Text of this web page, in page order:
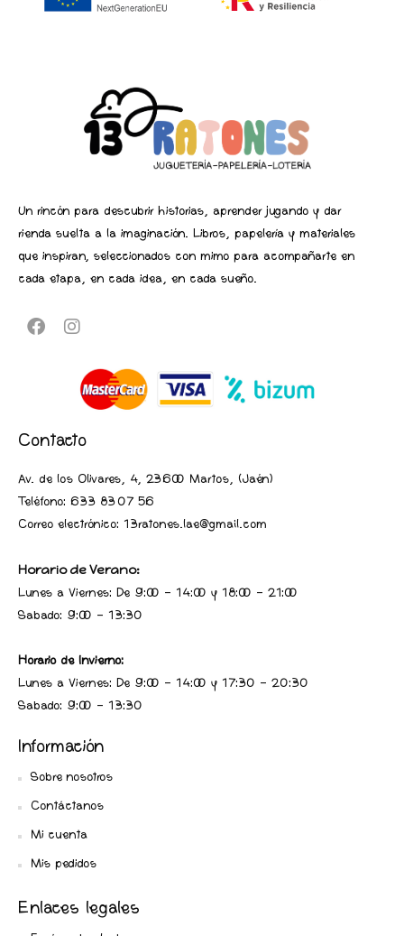
Un rincón para descubrir historias, aprender jugando y dar
rienda suelta a la imaginación. Libros, papelería y materiales
que inspiran, seleccionados con mimo para acompañarte en
cada etapa, en cada idea, en cada sueño.
Contacto
Av. de los Olivares, 4, 23600 Martos, (Jaén)
Teléfono: 633 83 07 56
Correo electrónico: 13ratones.lae@gmail.com
Horario de Verano:
Lunes a Viernes: De 9:00 - 14:00 y 18:00 - 21:00
Sabado: 9:00 - 13:30
Horario de Invierno:
Lunes a Viernes: De 9:00 - 14:00 y 17:30 - 20:30
Sabado: 9:00 - 13:30
Información
Sobre nosotros
Contáctanos
Mi cuenta
Mis pedidos
Enlaces legales